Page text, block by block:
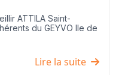
ATTILA Saint-
du GEYVO Ile de
Lire la suite